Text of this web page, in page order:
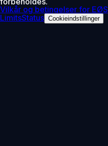
Vilkår og betingelser for EØS
LimitsStatus Cookieindstillinger